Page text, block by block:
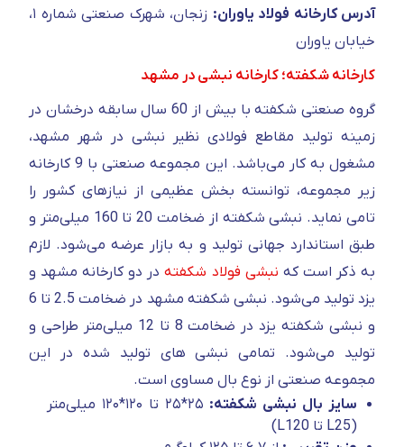
آدرس کارخانه فولاد یاوران:
زنجان، شهرک صنعتی شماره ۱،
خیابان یاوران
کارخانه شکفته؛ کارخانه نبشی در مشهد
گروه صنعتی شکفته با بیش از 60 سال سابقه درخشان در
زمینه تولید مقاطع فولادی نظیر نبشی در شهر مشهد،
مشغول به کار می‌باشد. این مجموعه صنعتی با 9 کارخانه
زیر مجموعه، توانسته بخش عظیمی از نیازهای کشور را
تامی نماید. نبشی شکفته از ضخامت 20 تا 160 میلی‌متر و
طبق استاندارد جهانی تولید و به بازار عرضه می‌شود. لازم
به ذکر است که نبشی فولاد شکفتهدر دو کارخانه مشهد و
یزد تولید می‌شود. نبشی شکفته مشهد در ضخامت 2.5 تا 6
و نبشی شکفته یزد در ضخامت 8 تا 12 میلی‌متر طراحی و
تولید می‌شود. تمامی نبشی های تولید شده در این
مجموعه صنعتی از نوع بال مساوی است.
سایز بال نبشی شکفته:
۲۵*۲۵ تا ۱۲۰*۱۲۰ میلی‌متر
(L25 تا L120)